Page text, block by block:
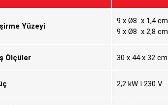
Yüzeyi
9 x Ø8 x 1,4 cm
9 x Ø8 x 2,8 cm
Ölçüler 30 x 44 x 32 cm
2,2 kW I 230 V